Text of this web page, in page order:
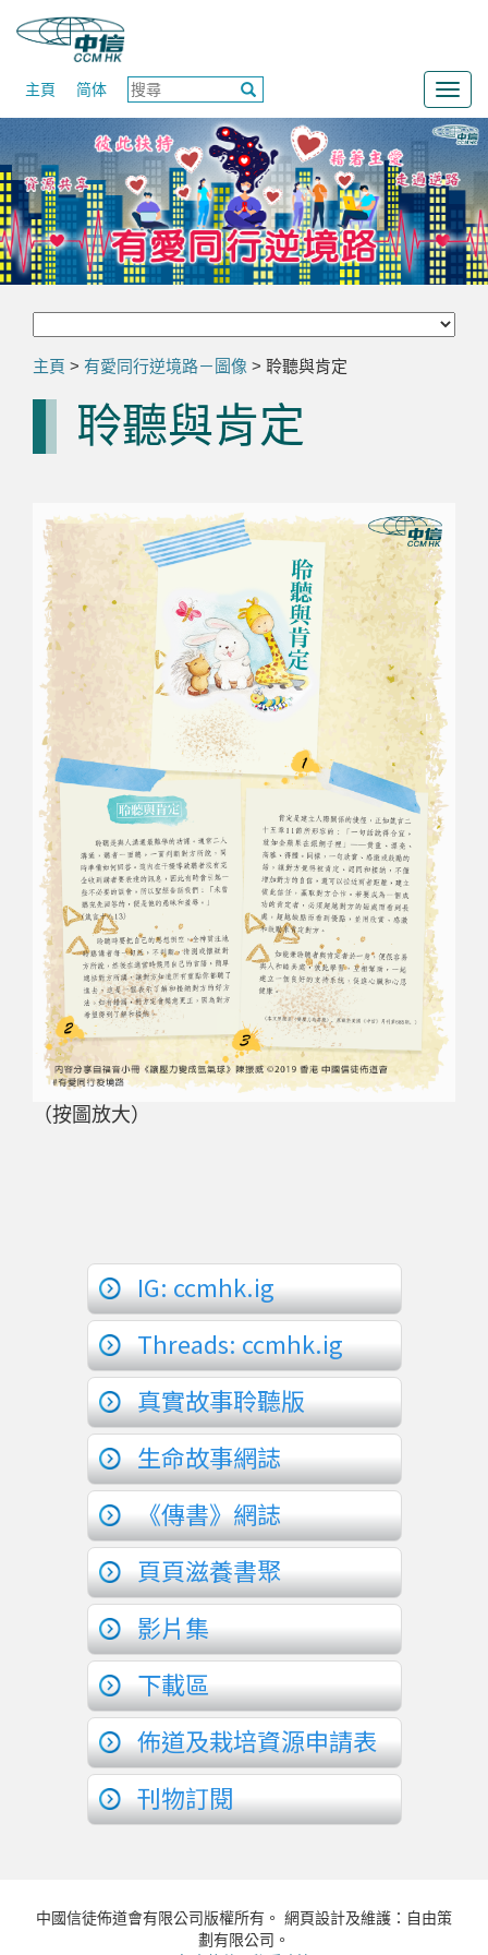
主頁 简体
主頁 > 有愛同行逆境路－圖像 > 聆聽與肯定
聆聽與肯定
（按圖放大）
IG: ccmhk.ig
Threads: ccmhk.ig
真實故事聆聽版
生命故事網誌
《傳書》網誌
頁頁滋養書聚
影片集
下載區
佈道及栽培資源申請表
刊物訂閱
中國信徒佈道會有限公司版權所有。 網頁設計及維護：自由策
劃有限公司。